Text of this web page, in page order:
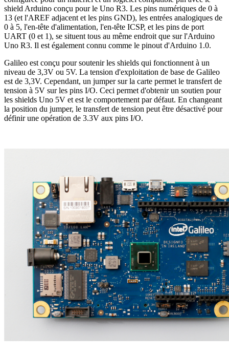
shield Arduino conçu pour le Uno R3. Les pins numériques de 0 à
13 (et l'AREF adjacent et les pins GND), les entrées analogiques de
0 à 5, l'en-tête d'alimentation, l'en-tête ICSP, et les pins de port
UART (0 et 1), se situent tous au même endroit que sur l'Arduino
Uno R3. Il est également connu comme le pinout d'Arduino 1.0.
Galileo est conçu pour soutenir les shields qui fonctionnent à un
niveau de 3,3V ou 5V. La tension d'exploitation de base de Galileo
est de 3,3V. Cependant, un jumper sur la carte permet le transfert de
tension à 5V sur les pins I/O. Ceci permet d'obtenir un soutien pour
les shields Uno 5V et est le comportement par défaut. En changeant
la position du jumper, le transfert de tension peut être désactivé pour
définir une opération de 3.3V aux pins I/O.